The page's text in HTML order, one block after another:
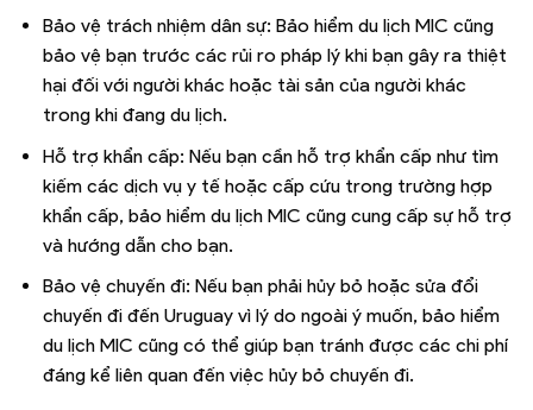
Bảo vệ trách nhiệm dân sự: Bảo hiểm du lịch MIC cũng
bảo vệ bạn trước các rủi ro pháp lý khi bạn gây ra thiệt
hại đối với người khác hoặc tài sản của người khác
trong khi đang du lịch.
Hỗ trợ khẩn cấp: Nếu bạn cần hỗ trợ khẩn cấp như tìm
kiếm các dịch vụ y tế hoặc cấp cứu trong trường hợp
khẩn cấp, bảo hiểm du lịch MIC cũng cung cấp sự hỗ trợ
và hướng dẫn cho bạn.
Bảo vệ chuyến đi: Nếu bạn phải hủy bỏ hoặc sửa đổi
chuyến đi đến Uruguay vì lý do ngoài ý muốn, bảo hiểm
du lịch MIC cũng có thể giúp bạn tránh được các chi phí
đáng kể liên quan đến việc hủy bỏ chuyến đi.